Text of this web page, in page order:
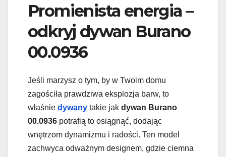
Promienista energia –
odkryj dywan Burano
00.0936
Jeśli marzysz o tym, by w Twoim domu
zagościła prawdziwa eksplozja barw, to
właśnie dywany takie jak dywan Burano
00.0936 potrafią to osiągnąć, dodając
wnętrzom dynamizmu i radości. Ten model
zachwyca odważnym designem, gdzie ciemna